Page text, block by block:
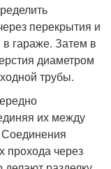
перекрытия и
гараже. Затем в
диаметром
трубы.
их между
прохода через